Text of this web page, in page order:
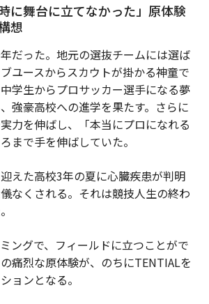
に舞台に立てなかった」原体験
想
だった。地元の選抜チームには選ば
ユースからスカウトが掛かる神童で
学生からプロサッカー選手になる夢
強豪高校への進学を果たす。さらに
力を伸ばし、「本当にプロになれる
まで手を伸ばしていた。
えた高校3年の夏に心臓疾患が判明
なくされる。それは競技人生の終わ
ングで、フィールドに立つことがで
痛烈な原体験が、のちにTENTIALを
ョンとなる。